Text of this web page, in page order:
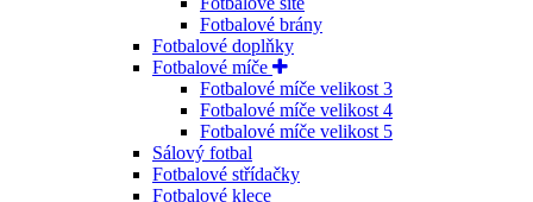
Fotbalové brány
Fotbalové doplňky
Fotbalové míče
Fotbalové míče velikost 3
Fotbalové míče velikost 4
Fotbalové míče velikost 5
Sálový fotbal
Fotbalové střídačky
Fotbalové klece